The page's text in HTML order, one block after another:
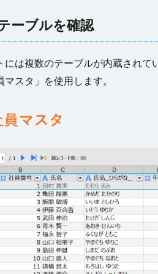
ーブルを確認
には複数のテーブルが内蔵されて
スタ」を使用します。